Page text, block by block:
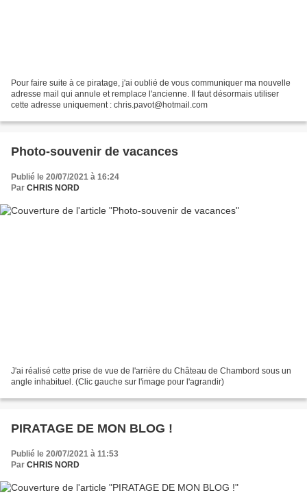
Pour faire suite à ce piratage, j'ai oublié de vous communiquer ma nouvelle
adresse mail qui annule et remplace l'ancienne. Il faut désormais utiliser
cette adresse uniquement : chris.pavot@hotmail.com
Photo-souvenir de vacances
Publié le 20/07/2021 à 16:24
Par CHRIS NORD
J'ai réalisé cette prise de vue de l'arrière du Château de Chambord sous un
angle inhabituel. (Clic gauche sur l'image pour l'agrandir)
PIRATAGE DE MON BLOG !
Publié le 20/07/2021 à 11:53
Par CHRIS NORD